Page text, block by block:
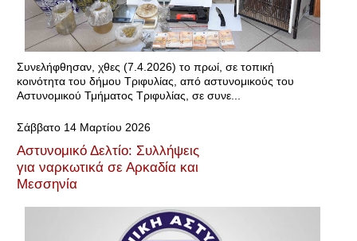
Συνελήφθησαν, χθες (7.4.2026) το πρωί, σε τοπική
κοινότητα του δήμου Τριφυλίας, από αστυνομικούς του
Αστυνομικού Τμήματος Τριφυλίας, σε συνε...
Σάββατο 14 Μαρτίου 2026
Αστυνομικό Δελτίο: Συλλήψεις
για ναρκωτικά σε Αρκαδία και
Μεσσηνία